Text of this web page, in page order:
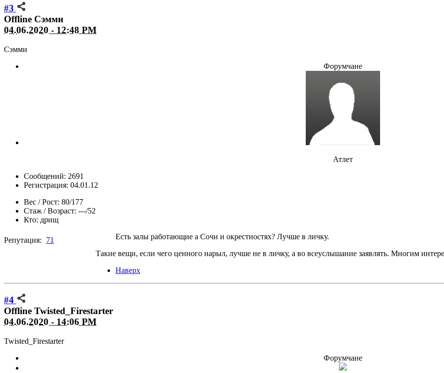
#3
Offline Сэмми
04.06.2020 - 12:48 PM
Сэмми
Форумчане
Атлет
Сообщений: 2691
Регистрация: 04.01.12
Вес / Рост: 80/177
Стаж / Возраст: ---/52
Кто: дрищ
Репутация: 71
Есть залы работающие а Сочи и окрестностях? Лучше в личку.
Такие вещи, если чего ценного нарыл, лучше не в личку, а во всеуслышание заявлять. Многим
Наверх
#4
Offline Twisted_Firestarter
04.06.2020 - 14:06 PM
Twisted_Firestarter
Форумчане